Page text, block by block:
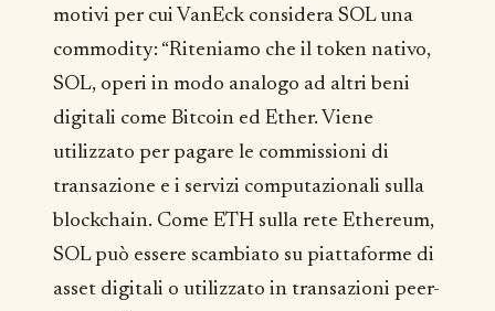
motivi per cui VanEck considera SOL una
commodity: “Riteniamo che il token nativo,
SOL, operi in modo analogo ad altri beni
digitali come Bitcoin ed Ether. Viene
utilizzato per pagare le commissioni di
transazione e i servizi computazionali sulla
blockchain. Come ETH sulla rete Ethereum,
SOL può essere scambiato su piattaforme di
asset digitali o utilizzato in transazioni peer-